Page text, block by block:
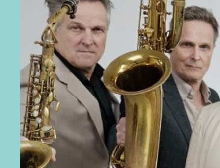
JAZZ IN ZEELAND
CONTACT
WORD VRIEND
NL DE